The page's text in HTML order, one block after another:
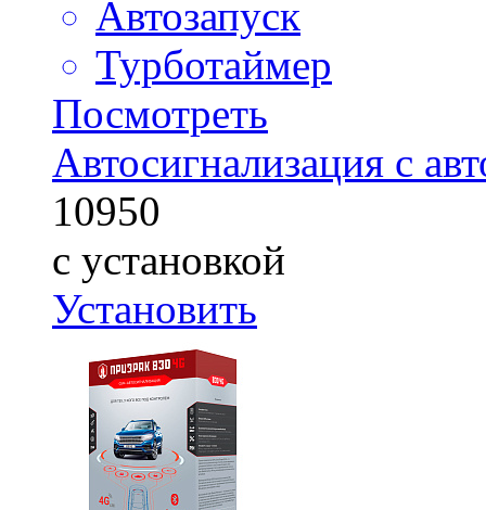
Автозапуск
Турботаймер
Посмотреть
Автосигнализация с
10950
с установкой
Установить